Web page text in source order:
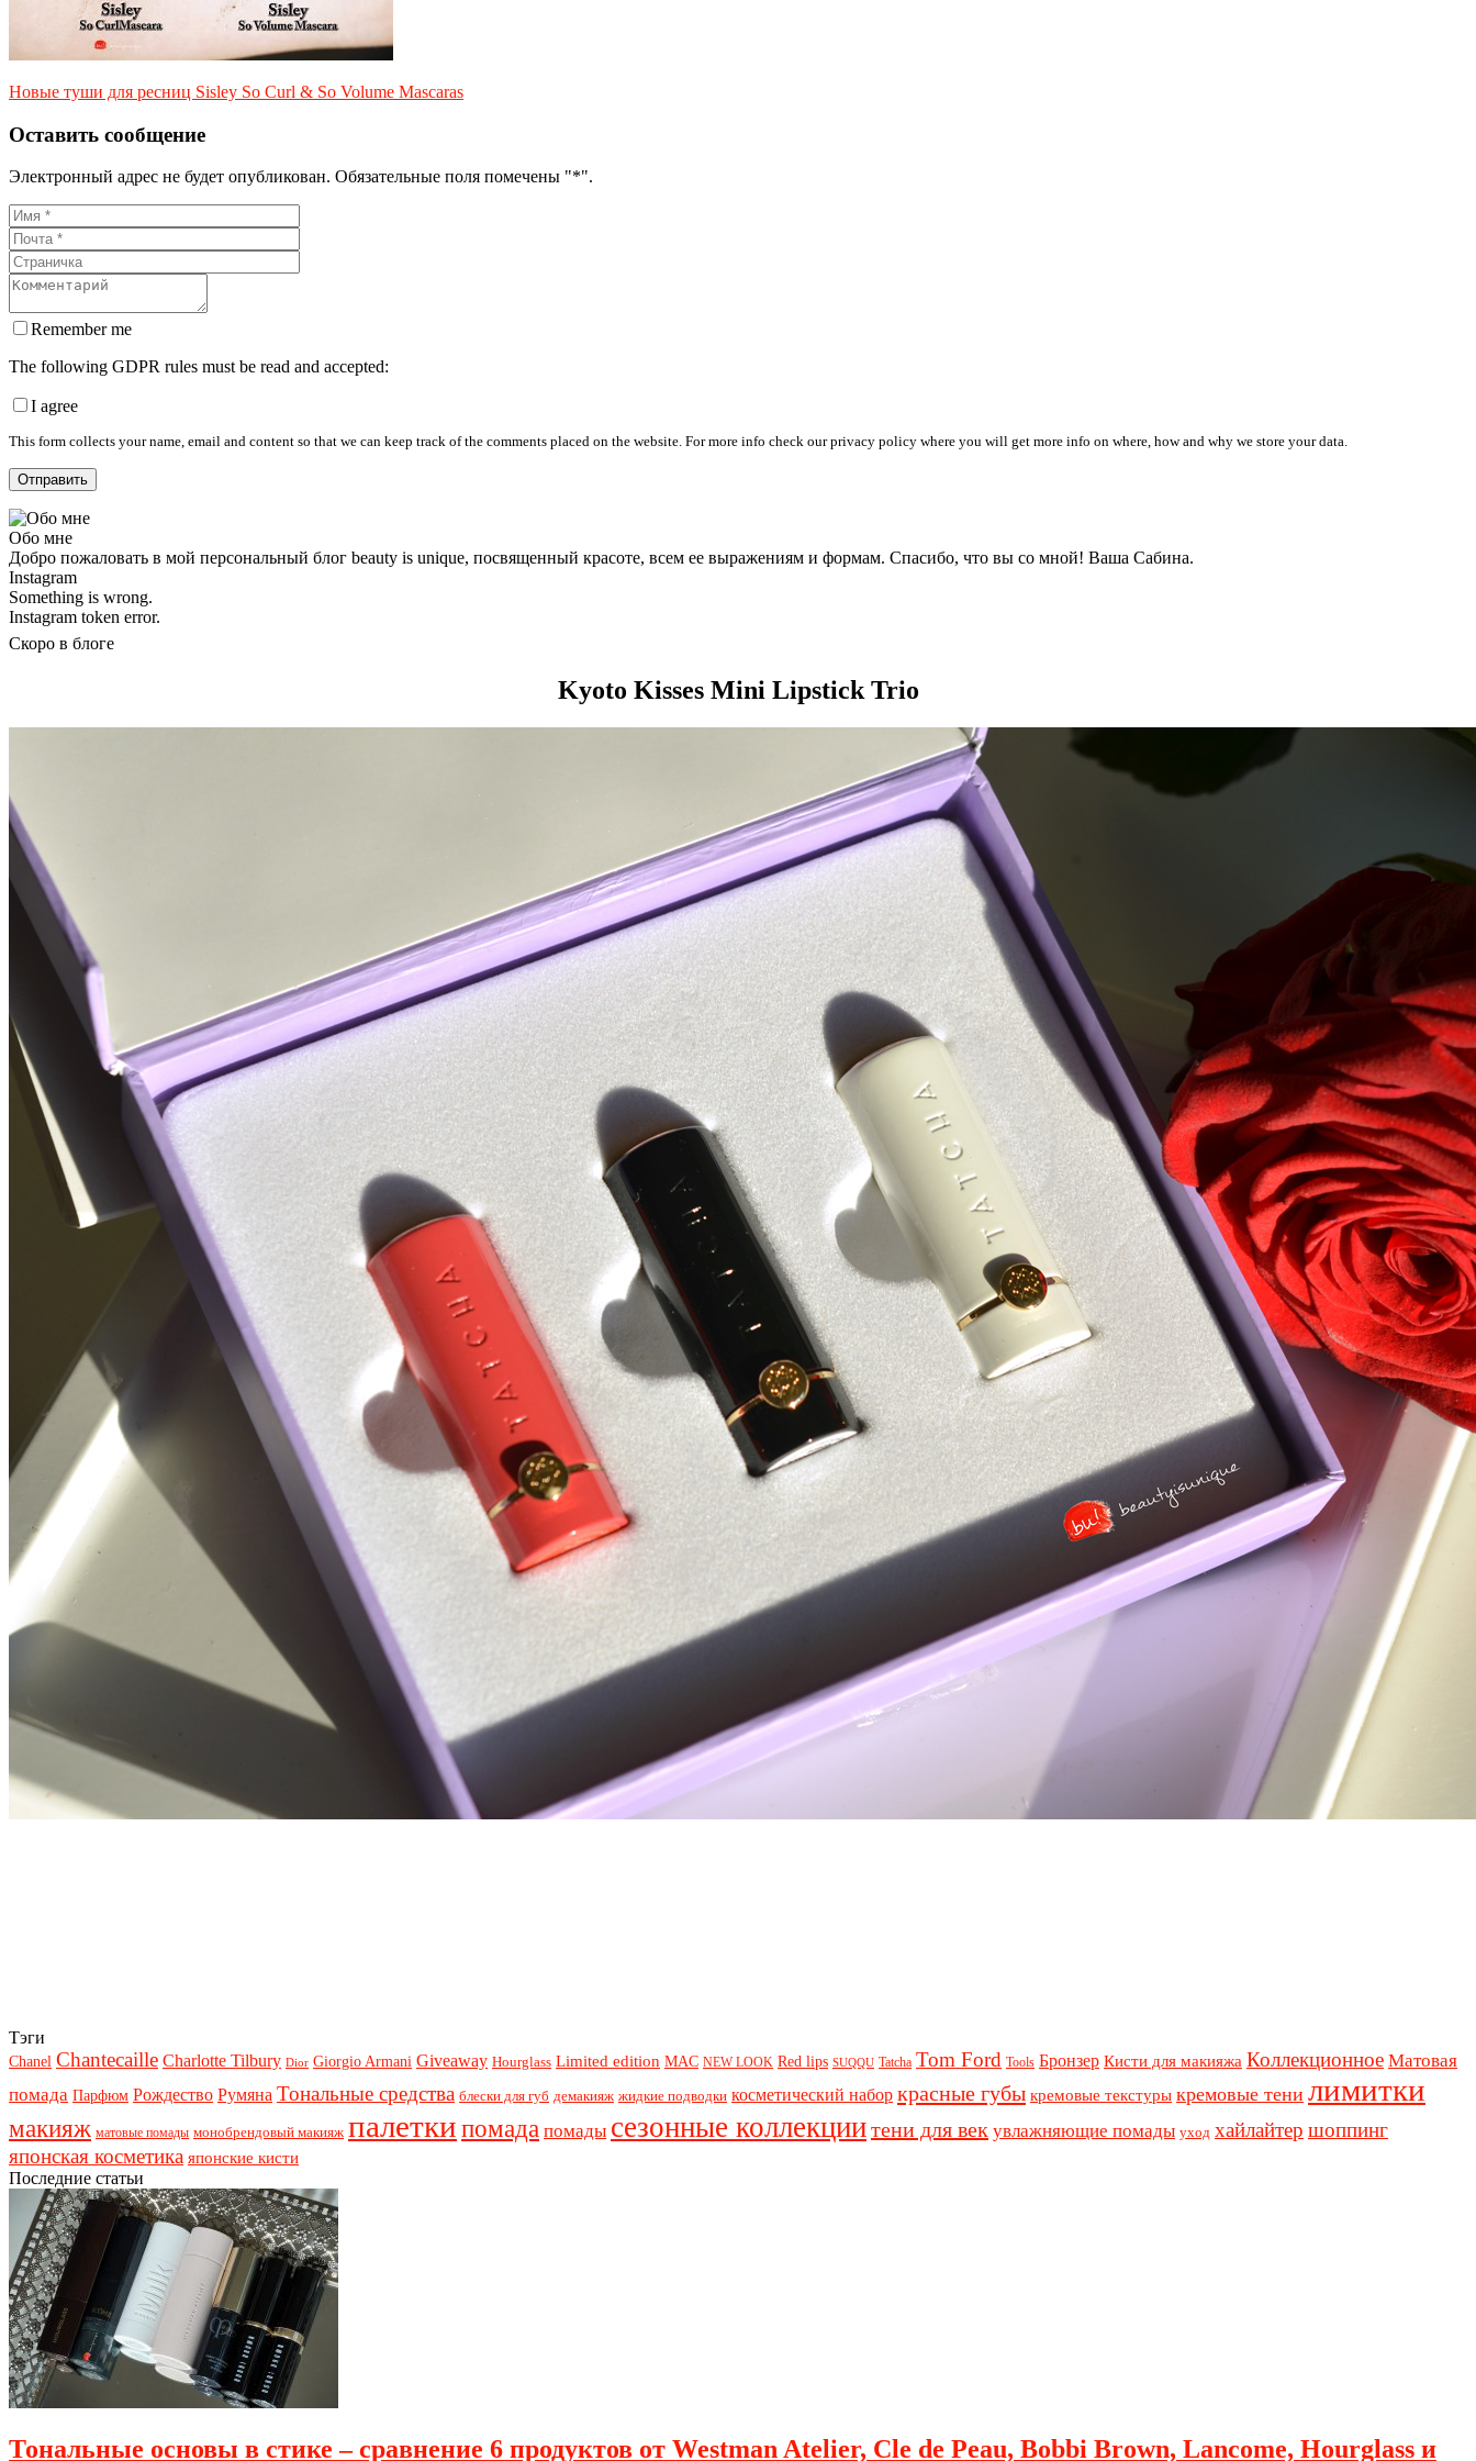
Новые туши для ресниц Sisley So Curl & So Volume Mascaras
Оставить сообщение
Электронный адрес не будет опубликован. Обязательные поля помечены "*".
Remember me
The following GDPR rules must be read and accepted:
I agree
This form collects your name, email and content so that we can keep track of the comments placed on the website. For more info check our privacy policy where you will get more info on where, how and why we store your data.
Обо мне
Добро пожаловать в мой персональный блог beauty is unique, посвященный красоте, всем ее выражениям и формам. Спасибо, что вы со мной! Ваша Сабина.
Instagram
Something is wrong.
Instagram token error.
Скоро в блоге
Kyoto Kisses Mini Lipstick Trio
Тэги
Chanel Chantecaille Charlotte Tilbury Dior Giorgio Armani Giveaway Hourglass Limited edition MAC NEW LOOK Red lips SUQQU Tatcha Tom Ford Tools Бронзер Кисти для макияжа Коллекционное Матовая
помада Парфюм Рождество Румяна Тональные средства блески для губ демакияж жидкие подводки косметический набор красные губы кремовые текстуры кремовые тени лимитки
макияж матовые помады монобрендовый макияж палеткипомада помады сезонные коллекциитени для век увлажняющие помады уход хайлайтер шоппинг
японская косметика японские кисти
Последние статьи
Тональные основы в стике – сравнение 6 продуктов от Westman Atelier, Cle de Peau, Bobbi Brown, Lancome, Hourglass и